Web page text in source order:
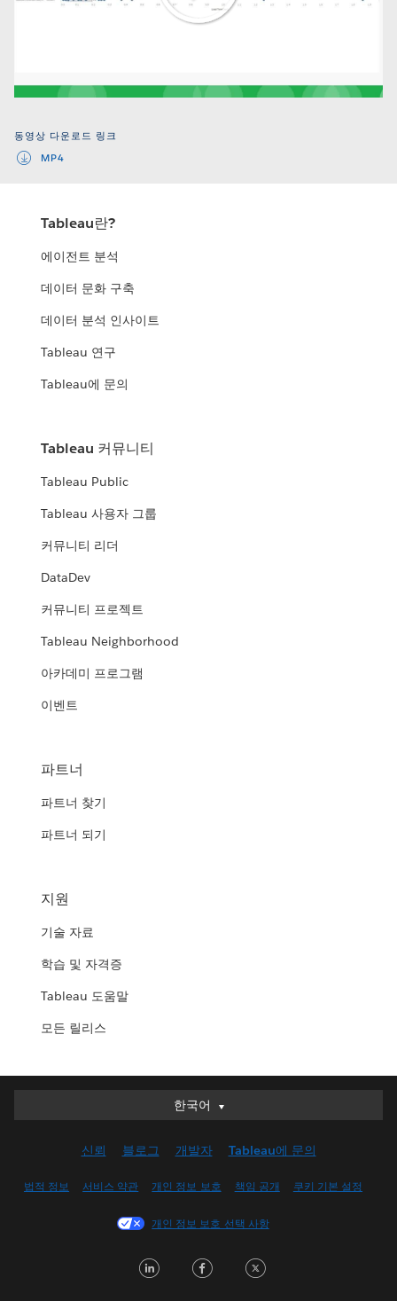
Play
Video
동영상 다운로드 링크
MP4
Tableau란?
에이전트 분석
데이터 문화 구축
데이터 분석 인사이트
Tableau 연구
Tableau에 문의
Tableau 커뮤니티
Tableau Public
Tableau 사용자 그룹
커뮤니티 리더
DataDev
커뮤니티 프로젝트
Tableau Neighborhood
아카데미 프로그램
이벤트
파트너
파트너 찾기
파트너 되기
지원
기술 자료
학습 및 자격증
Tableau 도움말
모든 릴리스
한국어
한국어
English (UK)
Français (Canada)
Italiano
신뢰 블로그 개발자 Tableau에 문의
법적 정보 서비스 약관 개인 정보 보호 책임 공개 쿠키 기본 설정
개인 정보 보호 선택 사항
LinkedInFacebook